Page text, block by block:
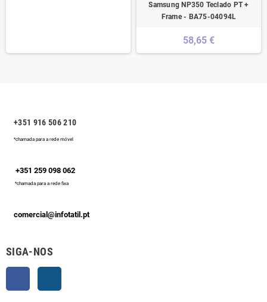
Samsung NP350 Teclado PT +
Frame - BA75-04094L
58,65 €
+351 916 506 210
*chamada para a rede móvel
+351 259 098 062
*chamada para a rede fixa
comercial@infotatil.pt
SIGA-NOS